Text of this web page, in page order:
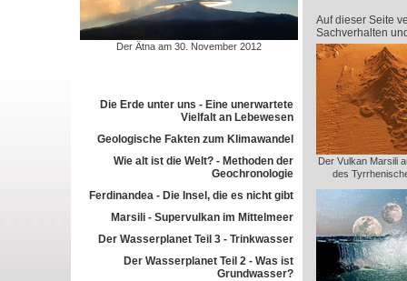
Der Ätna am 30. November 2012
Die Erde unter uns - Eine unerwartete
Vielfalt an Lebewesen
Geologische Fakten zum Klimawandel
Wie alt ist die Welt? - Methoden der
Geochronologie
Ferdinandea - Die Insel, die es nicht gibt
Marsili - Supervulkan im Mittelmeer
Der Wasserplanet Teil 3 - Trinkwasser
Der Wasserplanet Teil 2 - Was ist
Grundwasser?
Auf dieser Seite
Sachverhalten
Der Vulkan Marsili
des